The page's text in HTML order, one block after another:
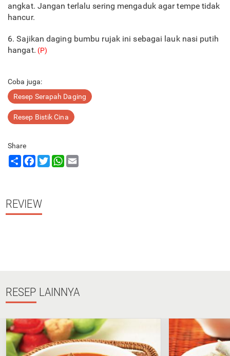
angkat. Jangan terlalu sering mengaduk agar tempe tidak
hancur.
6. Sajikan daging bumbu rujak ini sebagai lauk nasi putih
hangat. (P)
Coba juga:
Resep Serapah Daging
Resep Bistik Cina
Share
ShareFacebook
TwitterWhatsApp
REVIEW
RESEP LAINNYA